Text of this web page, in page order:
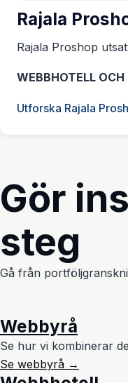
Rajala
Rajala Proshop
WEBBHOTELL OCH
Utforska Rajala
Gör
steg
Gå från
Webbyrå
Se hur vi kombinerar
Se webbyrå →